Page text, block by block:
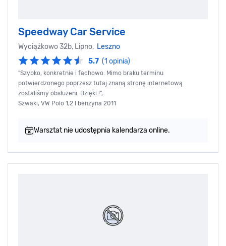
Speedway Car Service
Wyciążkowo 32b, Lipno, Leszno
5.7 (1 opinia)
"Szybko, konkretnie i fachowo. Mimo braku terminu
potwierdzonego poprzesz tutaj znaną stronę internetową
zostaliśmy obsłużeni. Dzięki !",
Szwaki, VW Polo 1,2 l benzyna 2011
Warsztat nie udostępnia kalendarza online.